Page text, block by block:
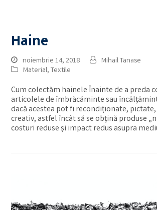
Haine
noiembrie 14, 2018
Mihail Tanase
Material,Textile
Cum colectăm hainele Înainte de a preda
articolele de îmbrăcăminte sau
dacă acestea pot fi recondiționate,
creativ, astfel încât să se obțină produse
costuri reduse și impact redus asupra